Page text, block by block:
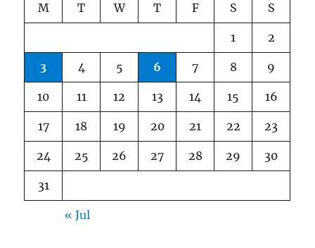
M T W T F S S
1 2
3 4 5 6 7 8 9
10 11 12 13 14 15 16
17 18 19 20 21 22 23
24 25 26 27 28 29 30
31
« Jul